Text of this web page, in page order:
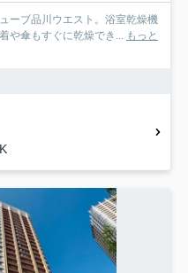
ーブ品川ウエスト。浴室乾燥機
や傘もすぐに乾燥でき... もっと